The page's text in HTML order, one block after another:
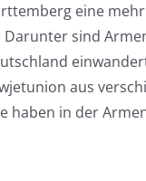
eine
sind
aus
haben in der